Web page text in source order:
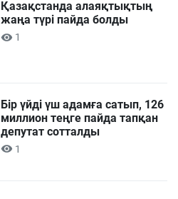
Қазақстанда алаяқтықтың
жаңа түрі пайда болды
1
Бір үйді үш адамға сатып, 126
миллион теңге пайда тапқан
депутат сотталды
1